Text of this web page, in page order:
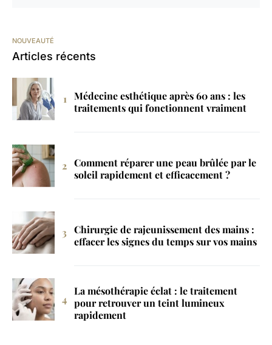
NOUVEAUTÉ
Articles récents
Médecine esthétique après 60 ans : les
traitements qui fonctionnent vraiment
Comment réparer une peau brûlée par le
soleil rapidement et efficacement ?
Chirurgie de rajeunissement des mains :
effacer les signes du temps sur vos mains
La mésothérapie éclat : le traitement
pour retrouver un teint lumineux
rapidement